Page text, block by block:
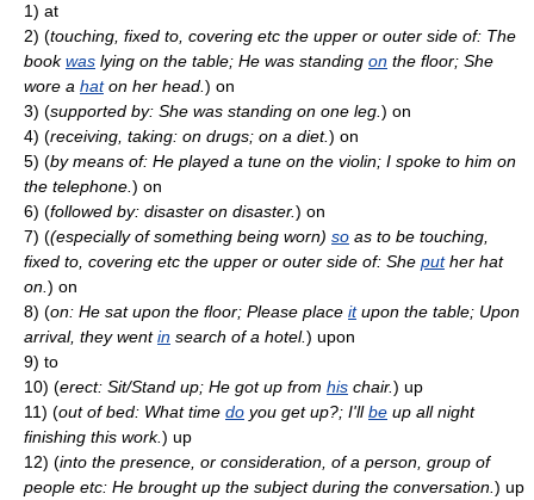
1) at
2) (touching, fixed to, covering etc the upper or outer side of: The
bookwas lying on the table; He was standing on the floor; She
wore a haton her head. ) on
3) (supported by: She was standing on one leg. ) on
4) (receiving, taking: on drugs; on a diet.) on
5) (by means of: He played a tune on the violin; I spoke to him on
the telephone. ) on
6) (followed by: disaster on disaster.) on
7) ((especially of something being worn) so as to be touching,
fixed to, covering etc the upper or outer side of: She puther hat
on. ) on
8) (on: He sat upon the floor; Please place itupon the table; Upon
arrival, they wentin search of a hotel.) upon
9) to
10) (erect: Sit/Stand up; He got up from his chair.) up
11) (out of bed: What time do you get up?; I'llbe up all night
finishing this work.) up
12) (into the presence, or consideration, of a person, group of
people etc: He brought up the subject during the conversation. ) up